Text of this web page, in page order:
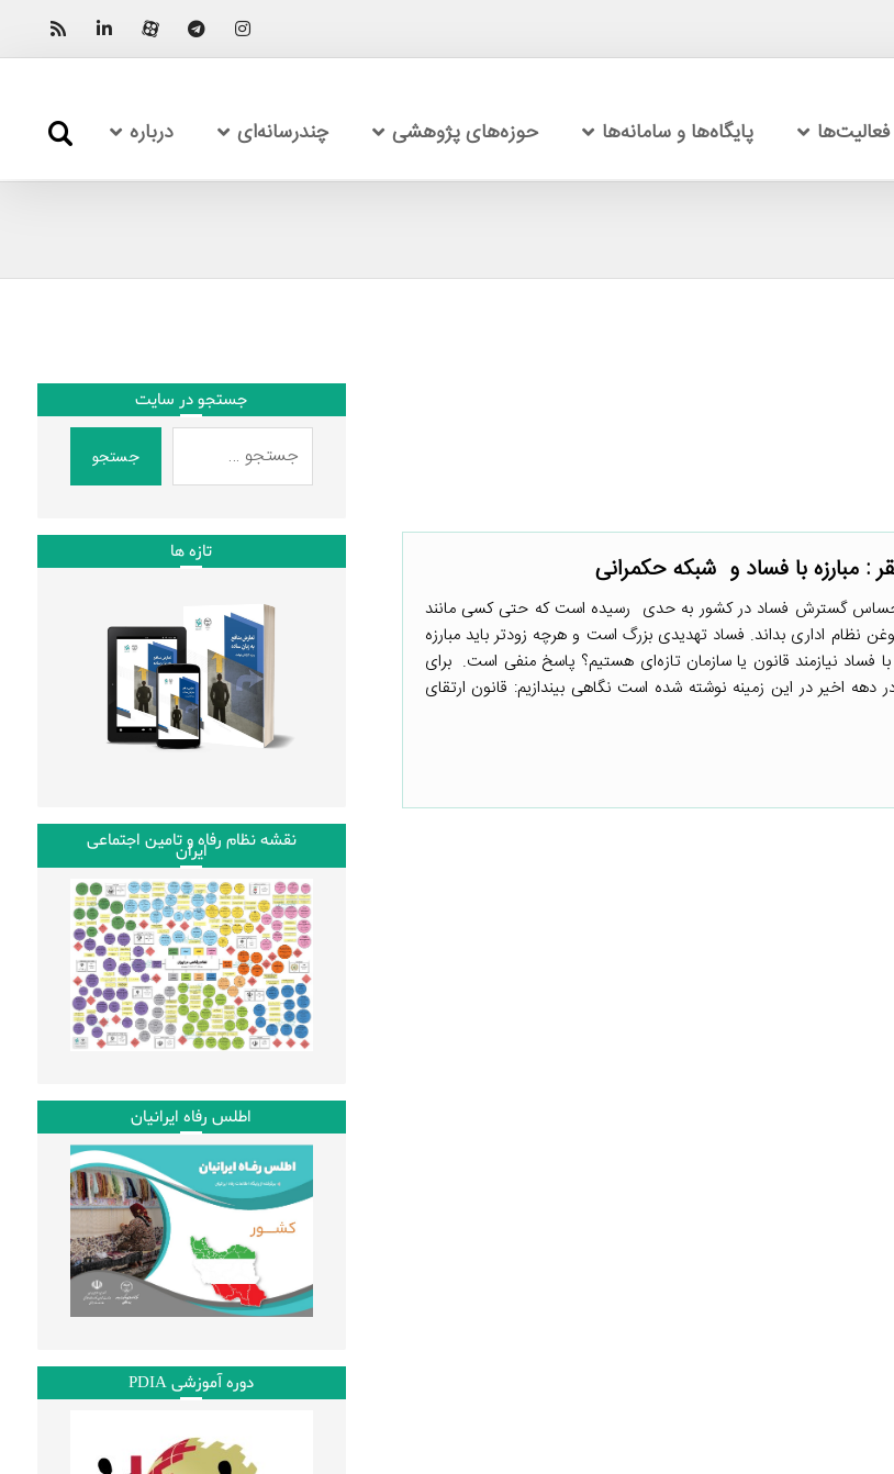
فعالیت‌ها پایگاه‌ها و سامانه‌ها حوزه‌های پژوهشی چندرسانه‌ای درباره
حکمرانی[۱] فساد و یا احساس گسترش فساد در کشور به حدی رسیده است که حتی کسی مانند
نظام اداری بداند. فساد تهدیدی بزرگ است و هرچه زودتر باید مبارزه
با فساد نیازمند قانون یا سازمان تازه‌ای هستیم؟ پاسخ منفی است. برای
اخیر در این زمینه نوشته شده است نگاهی بیندازیم: قانون ارتقای
جستجو در سایت
جستجو
تازه ها
نقشه نظام رفاه و تامین اجتماعی
ایران
اطلس رفاه ایرانیان
دوره آموزشی PDIA